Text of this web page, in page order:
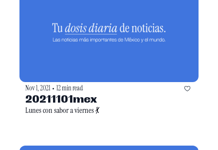
Nov 1, 2021 • 12 min read
20211101mex
Lunes con sabor a viernes 💃